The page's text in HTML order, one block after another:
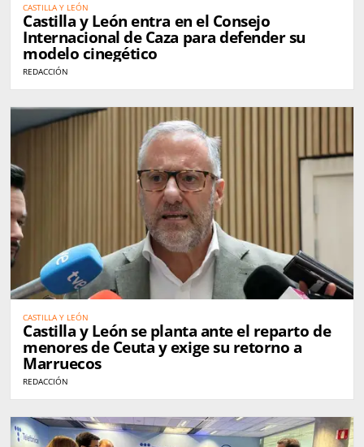
CASTILLA Y LEÓN
Castilla y León entra en el Consejo
Internacional de Caza para defender su
modelo cinegético
REDACCIÓN
CASTILLA Y LEÓN
Castilla y León se planta ante el reparto de
menores de Ceuta y exige su retorno a
Marruecos
REDACCIÓN